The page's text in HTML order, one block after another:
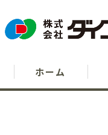
ホーム